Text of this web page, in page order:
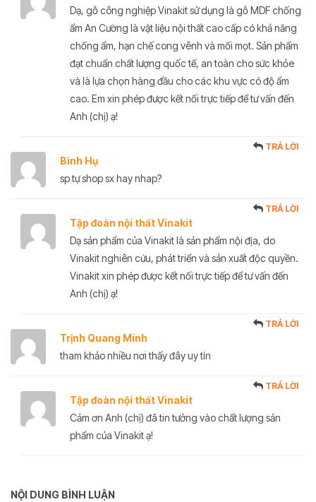
Dạ, gỗ công nghiệp Vinakit sử dụng là gỗ MDF chống
ẩm An Cường là vật liệu nội thất cao cấp có khả năng
chống ẩm, hạn chế cong vênh và mối mọt. Sản phẩm
đạt chuẩn chất lượng quốc tế, an toàn cho sức khỏe
và là lựa chọn hàng đầu cho các khu vực có độ ẩm
cao. Em xin phép được kết nối trực tiếp để tư vấn đến
Anh (chị) ạ!
Bình Hụ
TRẢ LỜI
sp tự shop sx hay nhap?
Tập đoàn nội thất Vinakit
TRẢ LỜI
Dạ sản phẩm của Vinakit là sản phẩm nội địa, do
Vinakit nghiên cứu, phát triển và sản xuất độc quyền.
Vinakit xin phép được kết nối trực tiếp để tư vấn đến
Anh (chị) ạ!
Trịnh Quang Minh
TRẢ LỜI
tham khảo nhiều nơi thấy đây uy tín
Tập đoàn nội thất Vinakit
TRẢ LỜI
Cảm ơn Anh (chị) đã tin tưởng vào chất lượng sản
phẩm của Vinakit ạ!
NỘI DUNG BÌNH LUẬN